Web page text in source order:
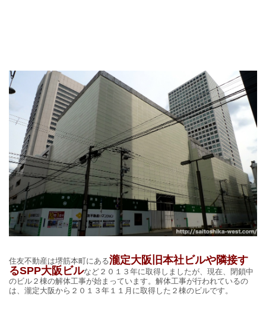
住友不動産は堺筋本町にある瀧定大阪旧本社ビルや隣接す
るSPP大阪ビルなど２０１３年に取得しましたが、現在、閉鎖中
のビル２棟の解体工事が始まっています。解体工事が行われているの
は、瀧定大阪から２０１３年１１月に取得した２棟のビルです。